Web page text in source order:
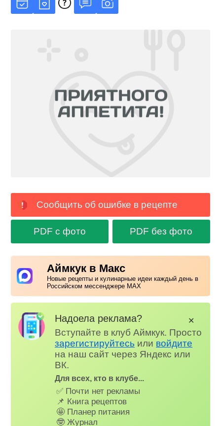
Сообщить об ошибке в рецепте
PDF с фото PDF без фото
Аймкук в Макс
Новые рецепты и кулинарные идеи каждый день в
Российском мессенджере MAX
Надоела реклама?
Вступайте в клуб Аймкук. Просто
зарегистируйтесь или войдите
на наш сайт через Яндекс или
ВК.
Для всех, кто в клубе...
✅ Почти нет рекламы
📌 Книга рецептов
🤩 Планер питания
🤓 Журнал
✕